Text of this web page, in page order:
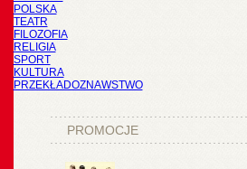
POLSKA
TEATR
FILOZOFIA
RELIGIA
SPORT
KULTURA
PRZEKŁADOZNAWSTWO
PROMOCJE